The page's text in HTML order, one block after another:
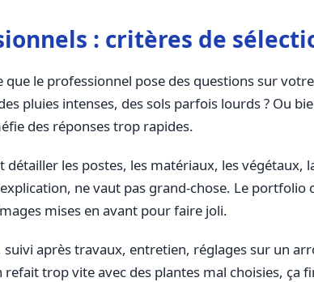
: critères de
le professionnel pose des questions sur
pluies intenses, des sols parfois lourds ? Ou
des réponses trop rapides.
les postes, les matériaux, les végétaux,
ne vaut pas grand-chose. Le
mises en avant pour faire joli.
après travaux, entretien, réglages sur un
refait trop vite avec des plantes mal choisies,